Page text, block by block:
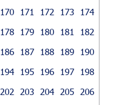
170 171 172 173
174
178 179 180 181
182
186 187 188 189
190
194 195 196 197
198
202 203 204 205
206